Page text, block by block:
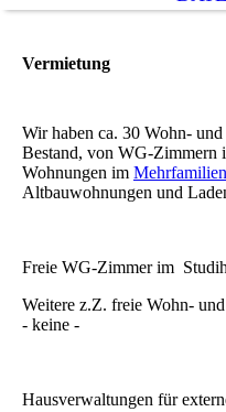
Vermietung
Wir haben ca. 30 Wohn-
Bestand, von WG-Zimmern
Wohnungen im
Altbauwohnungen und
Freie WG-Zimmer im
Weitere z.Z. freie Wohn-
- keine -
Hausverwaltungen für